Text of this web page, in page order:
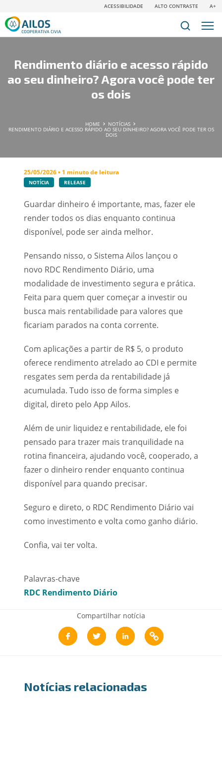
ACESSIBILIDADE ALTO CONTRASTE A+
Rendimento diário e acesso rápido
ao seu dinheiro? Agora você pode ter
os dois
HOME
NOTÍCIAS
RENDIMENTO DIÁRIO E ACESSO RÁPIDO AO SEU DINHEIRO? AGORA VOCÊ PODE TER OS
DOIS
25/05/2026 • 1 minuto de leitura
NOTÍCIA RELEASE
Guardar dinheiro é importante, mas, fazer ele
render todos os dias enquanto continua
disponível, pode ser ainda melhor.
Pensando nisso, o Sistema Ailos lançou o
novo RDC Rendimento Diário, uma
modalidade de investimento segura e prática.
Feita para quem quer começar a investir ou
busca mais rentabilidade para valores que
ficariam parados na conta corrente.
Com aplicações a partir de R$ 5, o produto
oferece rendimento atrelado ao CDI e permite
resgates sem perda da rentabilidade já
acumulada. Tudo isso de forma simples e
digital, direto pelo App Ailos.
Além de unir liquidez e rentabilidade, ele foi
pensado para trazer mais tranquilidade na
rotina financeira, ajudando você, cooperado, a
fazer o dinheiro render enquanto continua
disponível para quando precisar.
Seguro e direto, o RDC Rendimento Diário vai
como investimento e volta como ganho diário.
Confia, vai ter volta.
Palavras-chave
RDC Rendimento Diário
Compartilhar notícia
Notícias relacionadas